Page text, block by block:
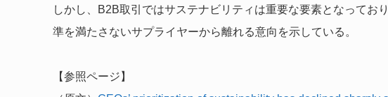
しかし、B2B取引ではサステナビリティは重要な要素となってお
準を満たさないサプライヤーから離れる意向を示している。
【参照ページ】